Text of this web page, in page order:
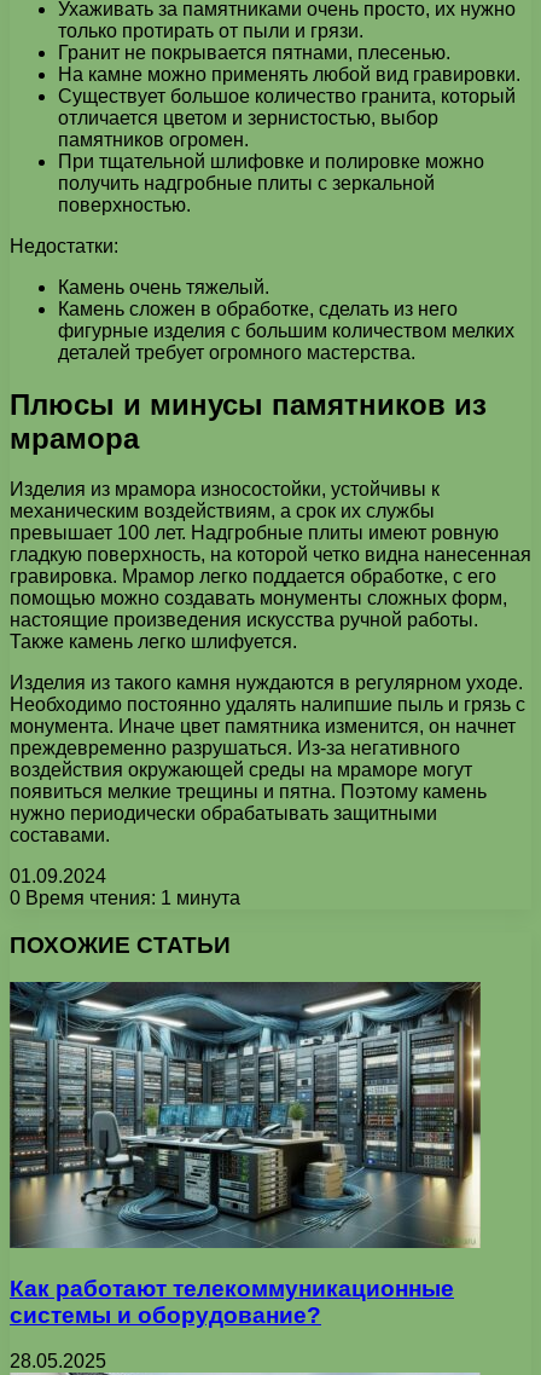
Ухаживать за памятниками очень просто, их нужно
только протирать от пыли и грязи.
Гранит не покрывается пятнами, плесенью.
На камне можно применять любой вид гравировки.
Существует большое количество гранита, который
отличается цветом и зернистостью, выбор
памятников огромен.
При тщательной шлифовке и полировке можно
получить надгробные плиты с зеркальной
поверхностью.
Недостатки:
Камень очень тяжелый.
Камень сложен в обработке, сделать из него
фигурные изделия с большим количеством мелких
деталей требует огромного мастерства.
Плюсы и минусы памятников из
мрамора
Изделия из мрамора износостойки, устойчивы к
механическим воздействиям, а срок их службы
превышает 100 лет. Надгробные плиты имеют ровную
гладкую поверхность, на которой четко видна нанесенная
гравировка. Мрамор легко поддается обработке, с его
помощью можно создавать монументы сложных форм,
настоящие произведения искусства ручной работы.
Также камень легко шлифуется.
Изделия из такого камня нуждаются в регулярном уходе.
Необходимо постоянно удалять налипшие пыль и грязь с
монумента. Иначе цвет памятника изменится, он начнет
преждевременно разрушаться. Из-за негативного
воздействия окружающей среды на мраморе могут
появиться мелкие трещины и пятна. Поэтому камень
нужно периодически обрабатывать защитными
составами.
01.09.2024
0 Время чтения: 1 минута
ПОХОЖИЕ СТАТЬИ
Как работают телекоммуникационные
системы и оборудование?
28.05.2025